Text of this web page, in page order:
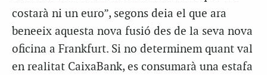
costarà ni un euro”, segons deia el que ara
beneeix aquesta nova fusió des de la seva nova
oficina a Frankfurt. Si no determinem quant val
en realitat CaixaBank, es consumarà una estafa